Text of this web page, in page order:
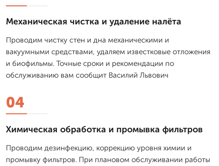
Механическая чистка и удаление налёта
Проводим чистку стен и дна механическими и
вакуумными средствами, удаляем известковые отложения
и биофильмы. Точные сроки и рекомендации по
обслуживанию вам сообщит Василий Львович
04
Химическая обработка и промывка фильтров
Проводим дезинфекцию, коррекцию уровня химии и
промывку фильтров. При плановом обслуживании работы